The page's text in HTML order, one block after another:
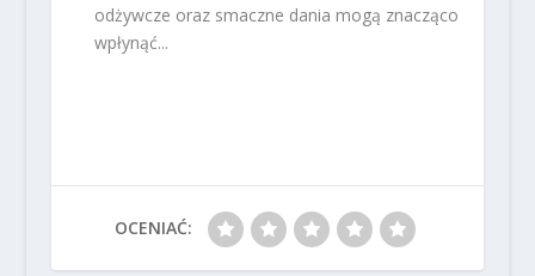
odżywcze oraz smaczne dania mogą znacząco
wpłynąć...
OCENIAĆ: